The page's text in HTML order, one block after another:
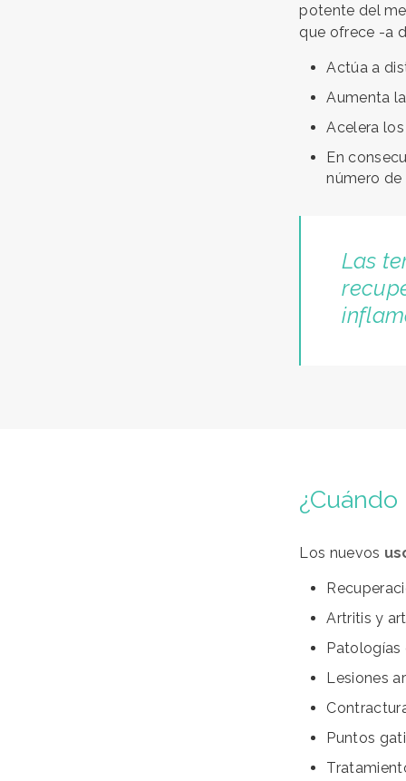
potente del
que ofrece -a
Actúa a
Aumenta
Acelera
En
número
Las
Los nuevos
Artritis y
Patologías
Lesiones
Puntos